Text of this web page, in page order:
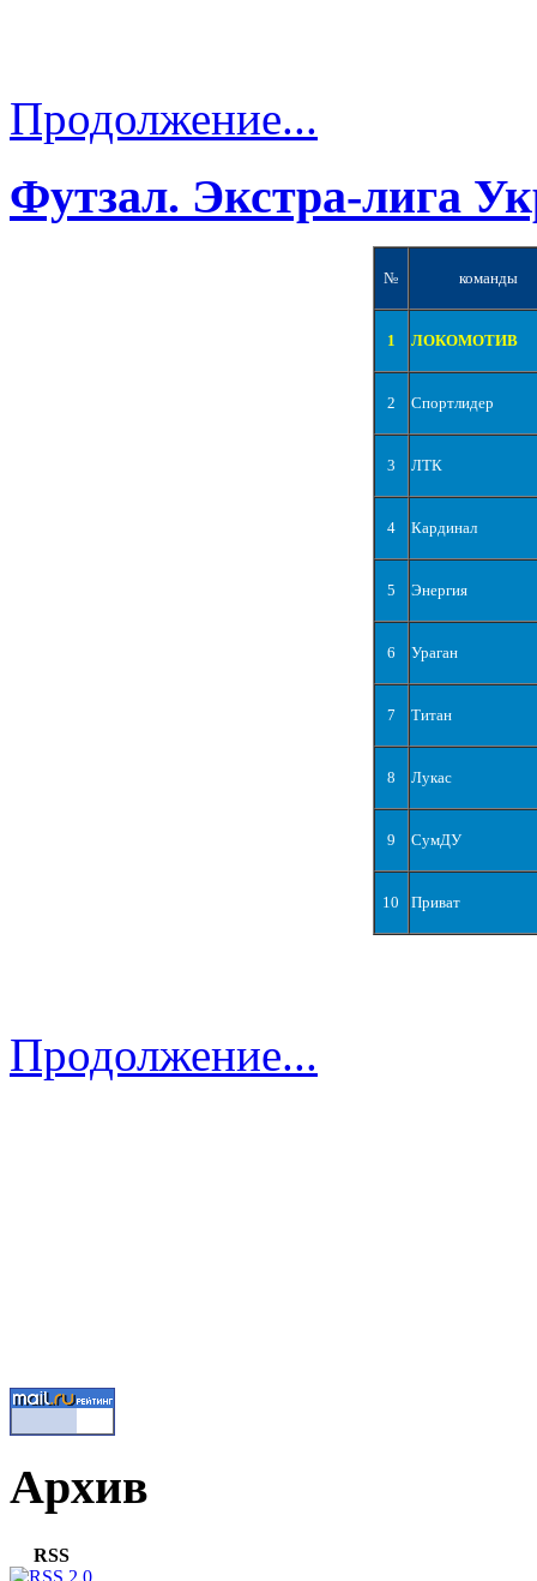
Продолжение...
Футзал. Экстра-лига
№ команды
1 ЛОКОМОТИВ
2 Спортлидер
3 ЛТК
4 Кардинал
5 Энергия
6 Ураган
7 Титан
8 Лукас
9 СумДУ
10 Приват
Продолжение...
Архив
RSS